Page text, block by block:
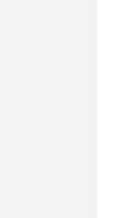
à
2
2